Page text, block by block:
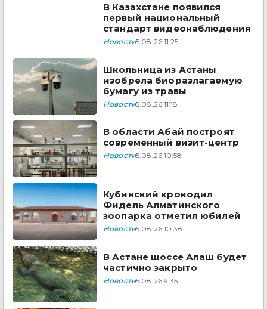
В Казахстане появился
первый национальный
стандарт видеонаблюдения
Новости5.08.26 11:25
Школьница из Астаны
изобрела биоразлагаемую
бумагу из травы
Новости5.08.26 11:18
В области Абай построят
современный визит-центр
Новости5.08.26 10:58
Кубинский крокодил
Фидель Алматинского
зоопарка отметил юбилей
Новости5.08.26 10:38
В Астане шоссе Алаш будет
частично закрыто
Новости5.08.26 9:35